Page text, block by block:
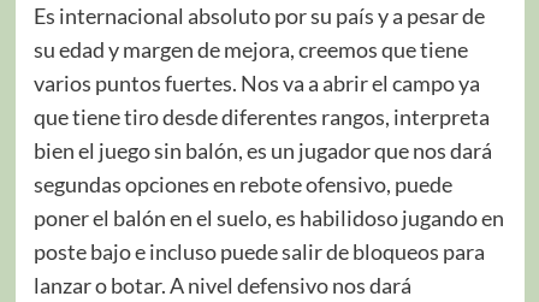
Es internacional absoluto por su país y a pesar de
su edad y margen de mejora, creemos que tiene
varios puntos fuertes. Nos va a abrir el campo ya
que tiene tiro desde diferentes rangos, interpreta
bien el juego sin balón, es un jugador que nos dará
segundas opciones en rebote ofensivo, puede
poner el balón en el suelo, es habilidoso jugando en
poste bajo e incluso puede salir de bloqueos para
lanzar o botar. A nivel defensivo nos dará